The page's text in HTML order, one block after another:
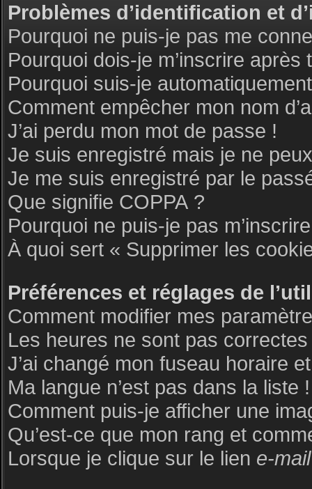
Problèmes d’identification et
Pourquoi ne puis-je pas me
Pourquoi dois-je m’inscrire après
Pourquoi suis-je
Comment empêcher mon nom
J’ai perdu mon mot de passe !
Je suis enregistré mais je ne
Je me suis enregistré par le
Que signifie COPPA ?
Pourquoi ne puis-je pas
À quoi sert « Supprimer les
Préférences et réglages de
Comment modifier mes
Les heures ne sont pas correctes
J’ai changé mon fuseau horaire
Ma langue n’est pas dans la liste !
Comment puis-je afficher une
Qu’est-ce que mon rang et
Lorsque je clique sur le lien e-mail